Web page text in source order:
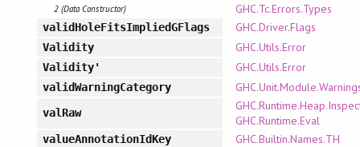
2 (Data Constructor) GHC.Tc.Errors.Types
validHoleFitsImpliedGFlags GHC.Driver.Flags
Validity GHC.Utils.Error
Validity' GHC.Utils.Error
validWarningCategory
valRaw
GHC.Runtime.Eval
valueAnnotationIdKey GHC.Builtin.Names.TH